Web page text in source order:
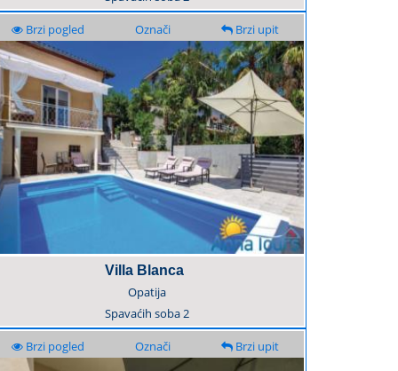
Brzi pogled Označi Brzi upit
Villa Blanca
Opatija
Spavaćih soba2
Brzi pogled Označi Brzi upit